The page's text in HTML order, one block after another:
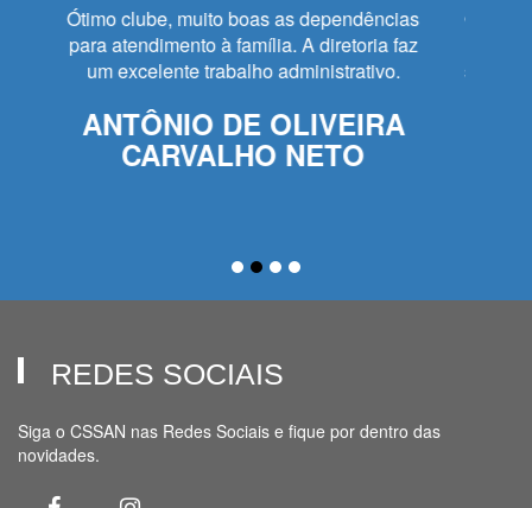
O clube dos Subtenentes e Sargentos das
Agulhas Negras é referência de lazer e
segurança na região das Agulhas Negras.
DOUGLAS ORLANDO
SIQUEIRA
REDES SOCIAIS
Siga o CSSAN nas Redes Sociais e fique por dentro das
novidades.